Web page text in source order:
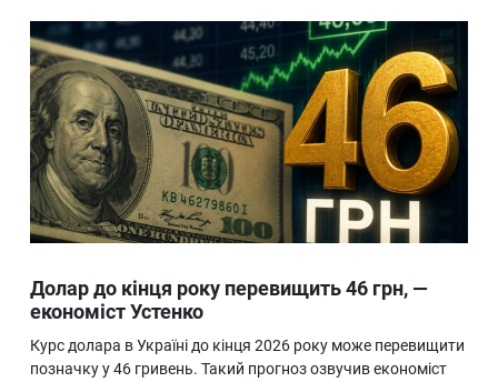
Долар до кінця року перевищить 46 грн, —
економіст Устенко
Курс долара в Україні до кінця 2026 року може перевищити
позначку у 46 гривень. Такий прогноз озвучив економіст